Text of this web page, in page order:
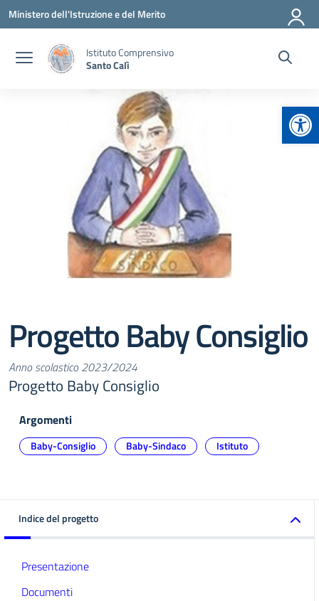
Vai ai contenuti
Vai al menu di navigazione
Vai al footer
Ministero dell'Istruzione e del Merito
Istituto Comprensivo
Santo Calì
Progetto Baby Consiglio
Anno scolastico 2023/2024
Progetto Baby Consiglio
Argomenti
Baby-Consiglio Baby-Sindaco Istituto
Indice del progetto
Presentazione
Documenti